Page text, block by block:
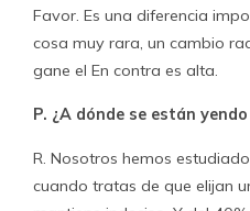
Favor. Es una diferencia
cosa muy rara, un cambio
gane el En contra es alta.
P. ¿A dónde se están yendo
R. Nosotros hemos
cuando tratas de que elijan